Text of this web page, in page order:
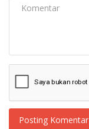
Posting Komentar